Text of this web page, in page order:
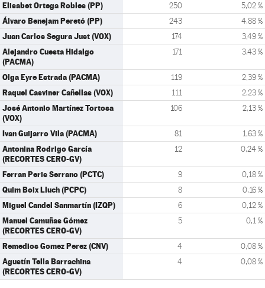
Elisabet Ortega Robles (PP) 250 5,02 %
Álvaro Benejam Peretó (PP) 243 4,88 %
Juan Carlos Segura Just (VOX) 174 3,49 %
Alejandro Cuesta Hidalgo
(PACMA)
171 3,43 %
Olga Eyre Estrada (PACMA) 119 2,39 %
Raquel Casviner Cañellas (VOX) 111 2,23 %
José Antonio Martínez Tortosa
(VOX)
106 2,13 %
Ivan Guijarro Vila (PACMA) 81 1,63 %
Antonina Rodrigo García
(RECORTES CERO-GV)
12 0,24 %
Ferran Peris Serrano (PCTC) 9 0,18 %
Quim Boix Lluch (PCPC) 8 0,16 %
Miguel Candel Sanmartín (IZQP) 6 0,12 %
Manuel Camuñas Gómez
(RECORTES CERO-GV)
5 0,1 %
Remedios Gomez Perez (CNV) 4 0,08 %
Agustín Tella Barrachina
(RECORTES CERO-GV)
4 0,08 %